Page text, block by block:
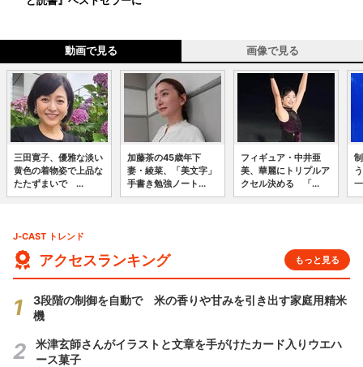
動画で見る 画像で見る
三田寛子、優雅な淡い
黄色の着物姿で上品な
たたずまいで ...
加藤茶の45歳年下
妻・綾菜、「美文字」
手書き勉強ノート...
フィギュア・中井亜
美、華麗にトリプルア
クセル決める 「...
J-CAST トレンド
アクセスランキング もっと見る
3段階の制御を自動で 米の香りや甘みを引き出す家庭用精米
機
米津玄師さんがイラストと文章を手がけたカード入りウエハ
ース菓子